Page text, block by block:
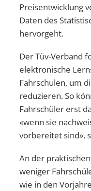
Preisentwicklung
Daten des
hervorgeht.
Der Tüv-Verband
elektronische
Fahrschulen, um
reduzieren. So
Fahrschüler erst
«wenn sie
vorbereitet sind»,
An der
weniger
wie in den